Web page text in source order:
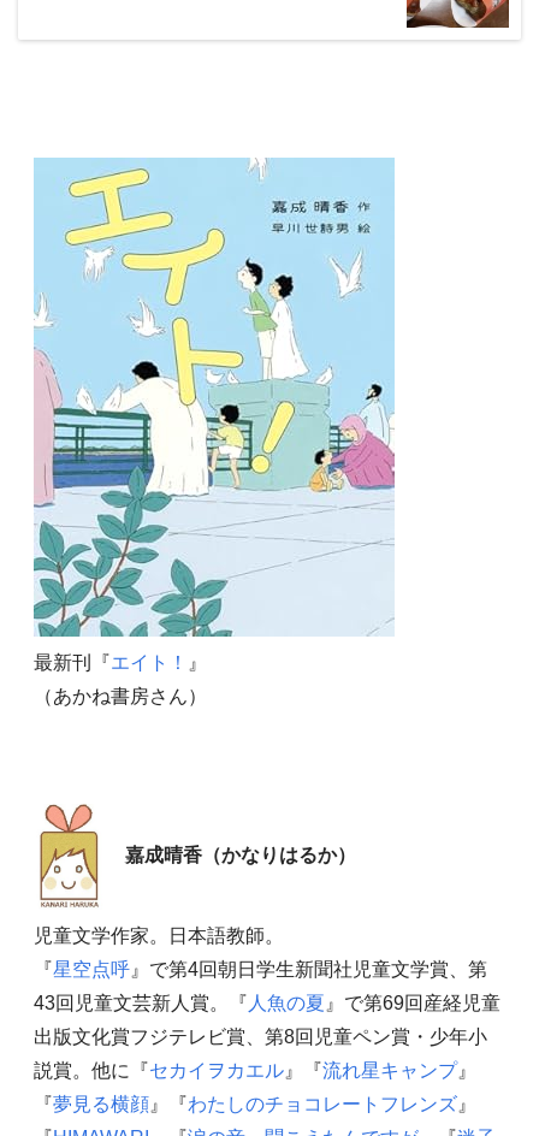
最新刊『エイト！
』
（あかね書房さん）
嘉成晴香（かなりはるか）
児童文学作家。日本語教師。
『星空点呼』で第4回朝日学生新聞社児童文学賞、第
43回児童文芸新人賞。『 人魚の夏 』で第69回産経児童
出版文化賞フジテレビ賞、第8回児童ペン賞・少年小
説賞。他に『セカイヲカエル』『流れ星キャンプ』
『夢見る横顔』『わたしのチョコレートフレンズ』